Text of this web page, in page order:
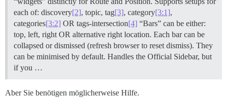
each of: discovery[2], topic, tag[3], category[3:1],
categories[3:2] OR tags-intersection[4] “Bars” can be either:
top, left, right OR alternative right location. Each bar can be
collapsed or dismissed (refresh browser to reset dismiss). They
can be minimised by default. Handles the Official Sidebar, but
if you …
Aber Sie benötigen möglicherweise Hilfe.